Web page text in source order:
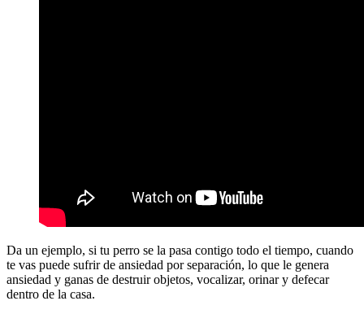
Da un ejemplo, si tu perro se la pasa contigo todo el tiempo, cuando
te vas puede sufrir de ansiedad por separación, lo que le genera
ansiedad y ganas de destruir objetos, vocalizar, orinar y defecar
dentro de la casa.